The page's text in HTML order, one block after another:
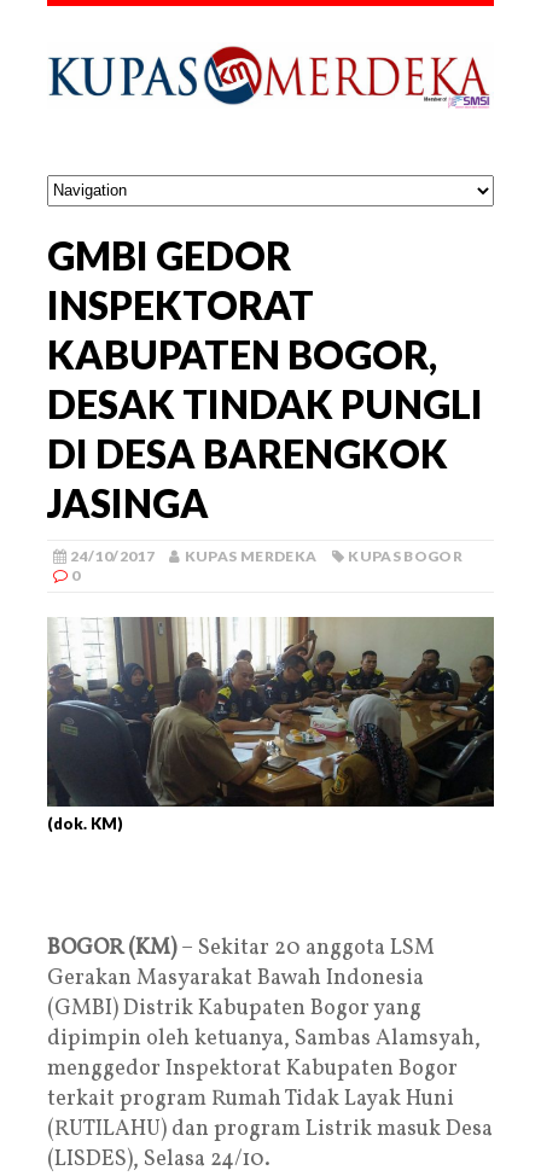
GMBI GEDOR
INSPEKTORAT
KABUPATEN BOGOR,
DESAK TINDAK PUNGLI
DI DESA BARENGKOK
JASINGA
24/10/2017 KUPAS MERDEKA
KUPAS BOGOR
0
(dok. KM)
BOGOR (KM)– Sekitar 20 anggota LSM
Gerakan Masyarakat Bawah Indonesia
(GMBI) Distrik Kabupaten Bogor yang
dipimpin oleh ketuanya, Sambas Alamsyah,
menggedor Inspektorat Kabupaten Bogor
terkait program Rumah Tidak Layak Huni
(RUTILAHU) dan program Listrik masuk Desa
(LISDES), Selasa 24/10.